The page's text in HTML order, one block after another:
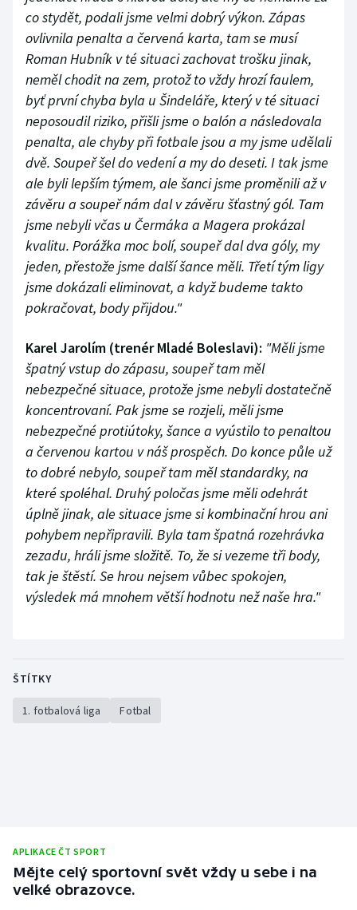
co stydět, podali jsme velmi dobrý výkon. Zápas
ovlivnila penalta a červená karta, tam se musí
Roman Hubník v té situaci zachovat trošku jinak,
neměl chodit na zem, protož to vždy hrozí faulem,
byť první chyba byla u Šindeláře, který v té situaci
neposoudil riziko, přišli jsme o balón a následovala
penalta, ale chyby při fotbale jsou a my jsme udělali
dvě. Soupeř šel do vedení a my do deseti. I tak jsme
ale byli lepším týmem, ale šanci jsme proměnili až v
závěru a soupeř nám dal v závěru šťastný gól. Tam
jsme nebyli včas u Čermáka a Magera prokázal
kvalitu. Porážka moc bolí, soupeř dal dva góly, my
jeden, přestože jsme další šance měli. Třetí tým ligy
jsme dokázali eliminovat, a když budeme takto
pokračovat, body přijdou."
Karel Jarolím (trenér Mladé Boleslavi): "Měli jsme
špatný vstup do zápasu, soupeř tam měl
nebezpečné situace, protože jsme nebyli dostatečně
koncentrovaní. Pak jsme se rozjeli, měli jsme
nebezpečné protiútoky, šance a vyústilo to penaltou
a červenou kartou v náš prospěch. Do konce půle už
to dobré nebylo, soupeř tam měl standardky, na
které spoléhal. Druhý poločas jsme měli odehrát
úplně jinak, ale situace jsme si kombinační hrou ani
pohybem nepřipravili. Byla tam špatná rozehrávka
zezadu, hráli jsme složitě. To, že si vezeme tři body,
tak je štěstí. Se hrou nejsem vůbec spokojen,
výsledek má mnohem větší hodnotu než naše hra."
ŠTÍTKY
1. fotbalová liga Fotbal
APLIKACE ČT SPORT
Mějte celý sportovní svět vždy u sebe i na
velké obrazovce.